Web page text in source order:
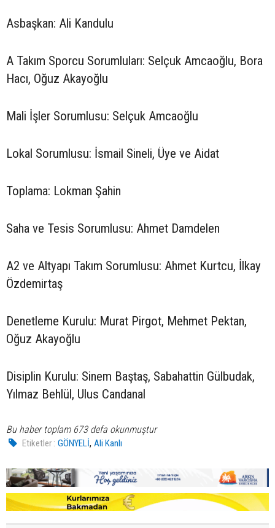
Asbaşkan: Ali Kandulu
A Takım Sporcu Sorumluları: Selçuk Amcaoğlu, Bora
Hacı, Oğuz Akayoğlu
Mali İşler Sorumlusu: Selçuk Amcaoğlu
Lokal Sorumlusu: İsmail Sineli, Üye ve Aidat
Toplama: Lokman Şahin
Saha ve Tesis Sorumlusu: Ahmet Damdelen
A2 ve Altyapı Takım Sorumlusu: Ahmet Kurtcu, İlkay
Özdemirtaş
Denetleme Kurulu: Murat Pirgot, Mehmet Pektan,
Oğuz Akayoğlu
Disiplin Kurulu: Sinem Baştaş, Sabahattin Gülbudak,
Yılmaz Behlül, Ulus Candanal
Bu haber toplam 673 defa okunmuştur
Etiketler : GÖNYELİ,Ali Kanlı